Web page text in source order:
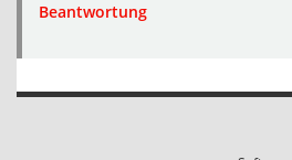
Beantwortung